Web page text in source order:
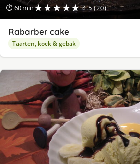
⏱ 60 min★★★★★ 4.5 (20)
Rabarber cake
Taarten, koek & gebak